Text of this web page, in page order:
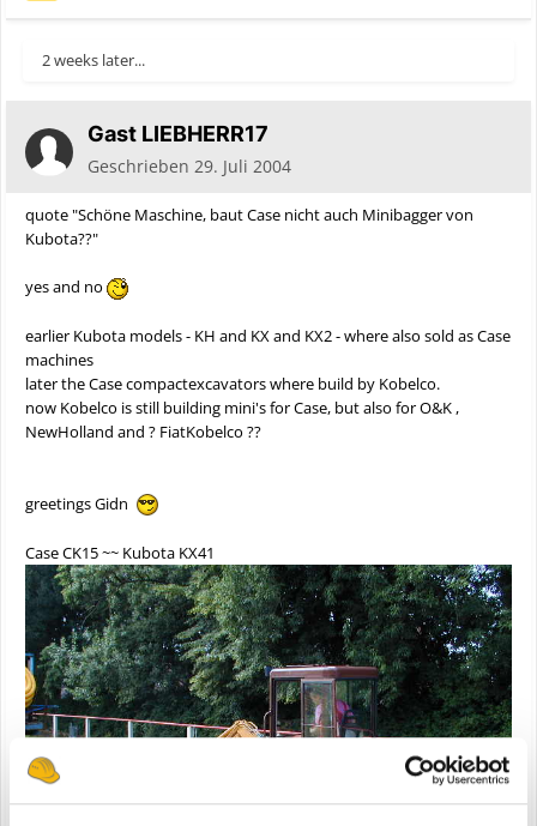
2 weeks later...
Gast LIEBHERR17
Geschrieben 29. Juli 2004
quote "Schöne Maschine, baut Case nicht auch Minibagger von
Kubota??"
yes and no
earlier Kubota models - KH and KX and KX2 - where also sold as Case
machines
later the Case compactexcavators where build by Kobelco.
now Kobelco is still building mini's for Case, but also for O&K ,
NewHolland and ? FiatKobelco ??
greetings Gidn
Case CK15 ~~ Kubota KX41